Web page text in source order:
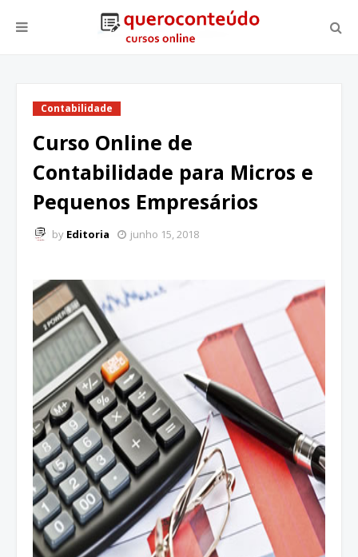
Contabilidade
Curso Online de
Contabilidade para Micros e
Pequenos Empresários
by Editoria junho 15, 2018